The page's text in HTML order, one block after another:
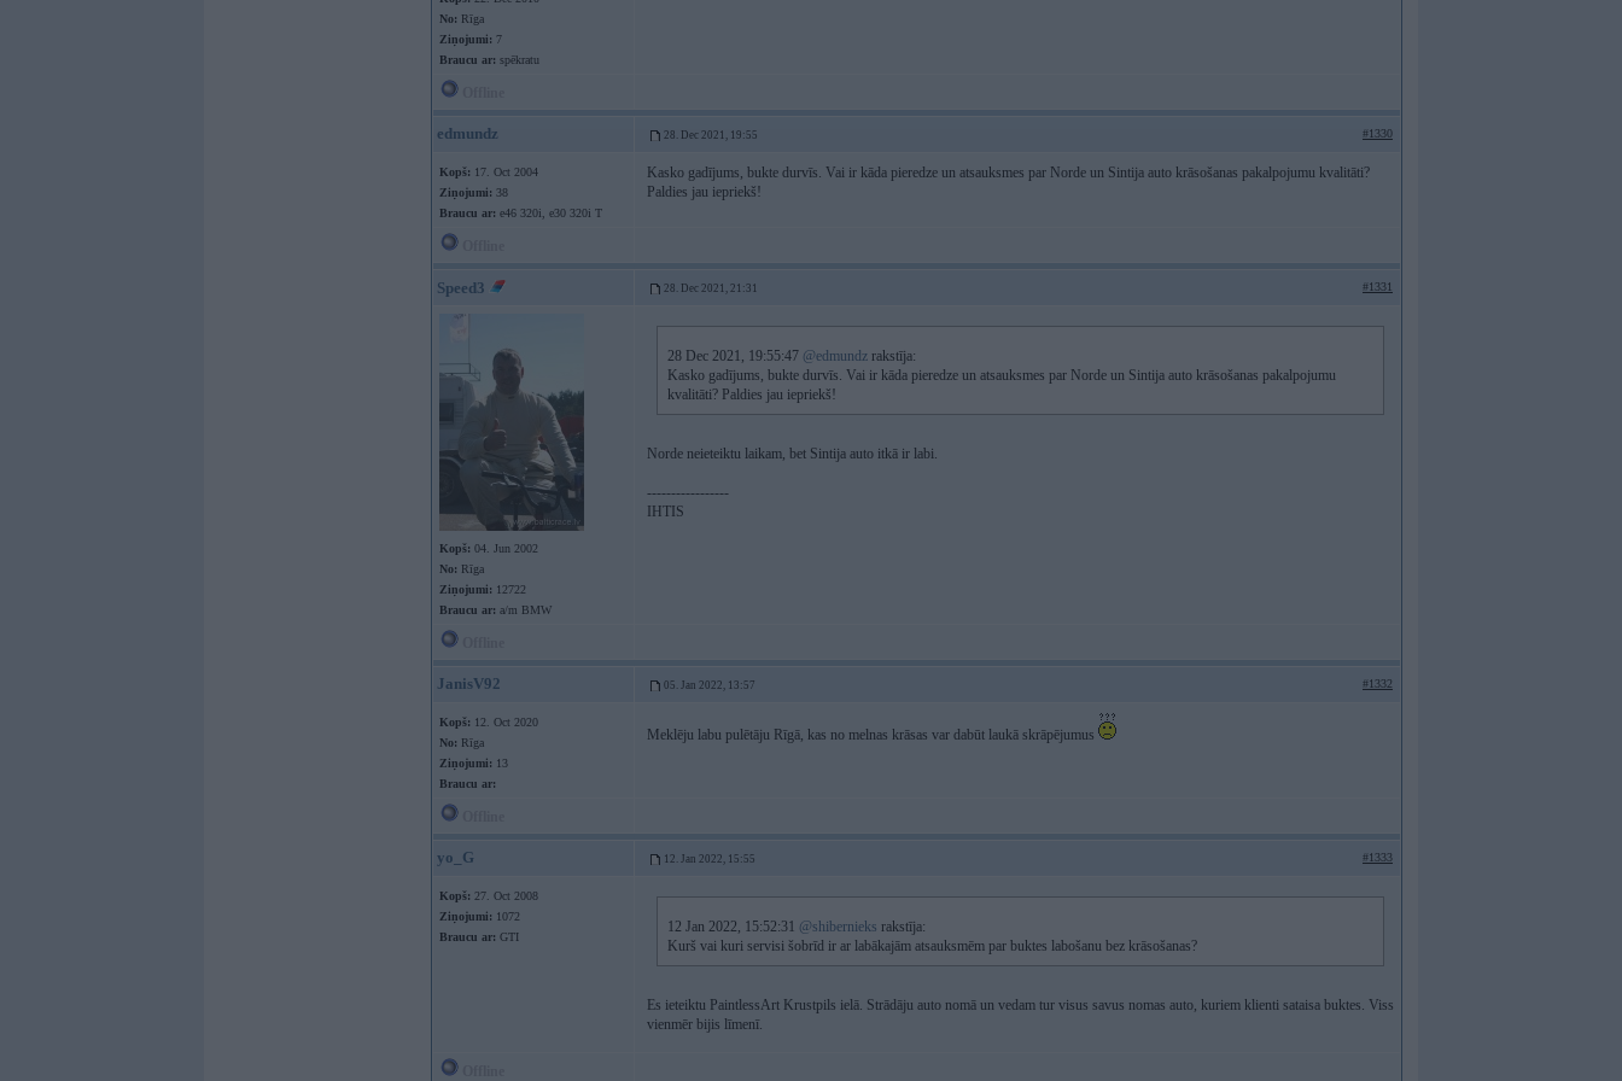
No: Rīga
Ziņojumi: 7
Braucu ar: spēkratu
edmundz 28. Dec 2021, 19:55 #1330
Kopš: 17. Oct 2004
Ziņojumi: 38
Braucu ar: e46 320i, e30 320i T
Kasko gadījums, bukte durvīs. Vai ir kāda pieredze un atsauksmes par Norde un Sintija auto krāsošanas pakalpojumu kvalitāti?
Paldies jau iepriekš!
Speed3 28. Dec 2021, 21:31 #1331
Kopš: 04. Jun 2002
No: Rīga
Ziņojumi: 12722
Braucu ar: a/m BMW
28 Dec 2021, 19:55:47 @edmundz rakstīja:
Kasko gadījums, bukte durvīs. Vai ir kāda pieredze un atsauksmes par Norde un Sintija auto krāsošanas pakalpojumu
kvalitāti? Paldies jau iepriekš!
Norde neieteiktu laikam, bet Sintija auto itkā ir labi.
-----------------
IHTIS
JanisV92 05. Jan 2022, 13:57 #1332
Kopš: 12. Oct 2020
No: Rīga
Ziņojumi: 13
Braucu ar:
Meklēju labu pulētāju Rīgā, kas no melnas krāsas var dabūt laukā skrāpējumus
yo_G 12. Jan 2022, 15:55 #1333
Kopš: 27. Oct 2008
Ziņojumi: 1072
Braucu ar: GTI
12 Jan 2022, 15:52:31 @shibernieks rakstīja:
Kurš vai kuri servisi šobrīd ir ar labākajām atsauksmēm par buktes labošanu bez krāsošanas?
Es ieteiktu PaintlessArt Krustpils ielā. Strādāju auto nomā un vedam tur visus savus nomas auto, kuriem klienti sataisa buktes. Viss
vienmēr bijis līmenī.